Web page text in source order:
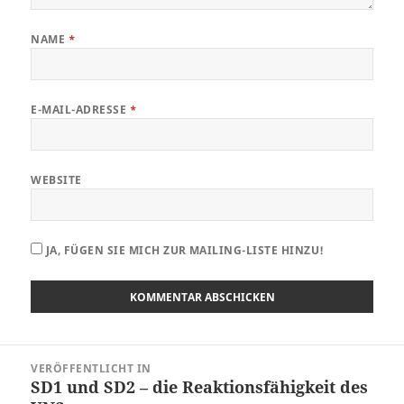
NAME *
E-MAIL-ADRESSE *
WEBSITE
JA, FÜGEN SIE MICH ZUR MAILING-LISTE HINZU!
VERÖFFENTLICHT IN
SD1 und SD2 – die Reaktionsfähigkeit des